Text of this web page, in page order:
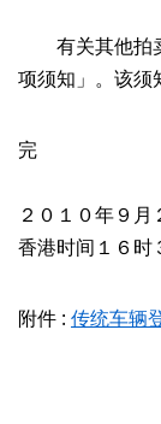
有关其他拍卖
项须知」。该须
完
２０１０年９月
香港时间１６时
附件 : 传统车辆